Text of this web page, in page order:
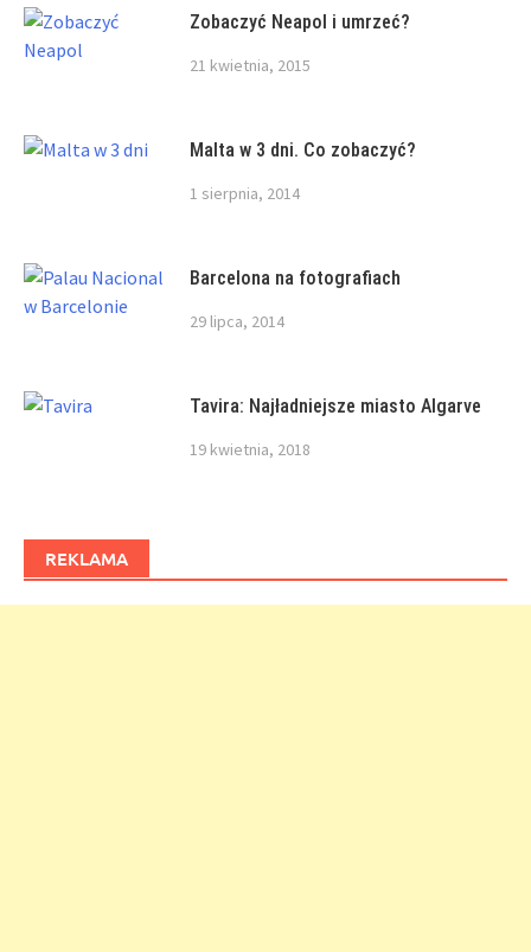
Zobaczyć Neapol i umrzeć?
21 kwietnia, 2015
Malta w 3 dni. Co zobaczyć?
1 sierpnia, 2014
Barcelona na fotografiach
29 lipca, 2014
Tavira: Najładniejsze miasto Algarve
19 kwietnia, 2018
REKLAMA